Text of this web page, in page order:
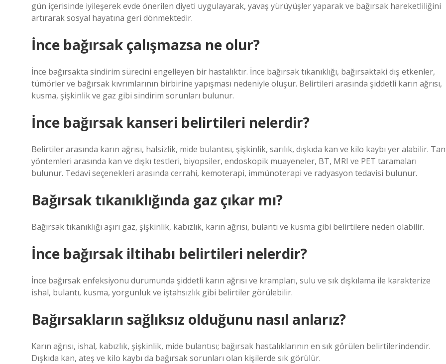
gün içerisinde iyileşerek evde önerilen diyeti uygulayarak, yavaş yürüyüşler yaparak ve bağırsak hareketliliğini
artırarak sosyal hayatına geri dönmektedir.
İnce bağırsak çalışmazsa ne olur?
İnce bağırsakta sindirim sürecini engelleyen bir hastalıktır. İnce bağırsak tıkanıklığı, bağırsaktaki dış etkenler,
tümörler ve bağırsak kıvrımlarının birbirine yapışması nedeniyle oluşur. Belirtileri arasında şiddetli karın ağrısı,
kusma, şişkinlik ve gaz gibi sindirim sorunları bulunur.
İnce bağırsak kanseri belirtileri nelerdir?
Belirtiler arasında karın ağrısı, halsizlik, mide bulantısı, şişkinlik, sarılık, dışkıda kan ve kilo kaybı yer alabilir.
yöntemleri arasında kan ve dışkı testleri, biyopsiler, endoskopik muayeneler, BT, MRI ve PET taramaları
bulunur. Tedavi seçenekleri arasında cerrahi, kemoterapi, immünoterapi ve radyasyon tedavisi bulunur.
Bağırsak tıkanıklığında gaz çıkar mı?
Bağırsak tıkanıklığı aşırı gaz, şişkinlik, kabızlık, karın ağrısı, bulantı ve kusma gibi belirtilere neden olabilir.
İnce bağırsak iltihabı belirtileri nelerdir?
İnce bağırsak enfeksiyonu durumunda şiddetli karın ağrısı ve krampları, sulu ve sık dışkılama ile karakterize
ishal, bulantı, kusma, yorgunluk ve iştahsızlık gibi belirtiler görülebilir.
Bağırsakların sağlıksız olduğunu nasıl anlarız?
Karın ağrısı, ishal, kabızlık, şişkinlik, mide bulantısı; bağırsak hastalıklarının en sık görülen belirtilerindendir.
Dışkıda kan, ateş ve kilo kaybı da bağırsak sorunları olan kişilerde sık görülür.